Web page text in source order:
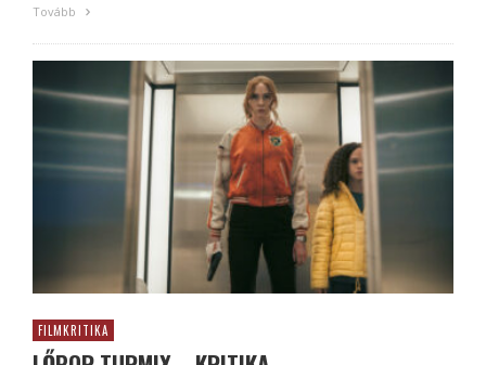
Tovább
FILMKRITIKA